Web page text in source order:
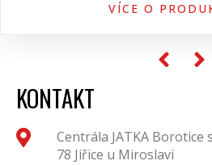
VÍCE O
KONTAKT
Centrála JATKA Borotice
78 Jiřice u Miroslavi